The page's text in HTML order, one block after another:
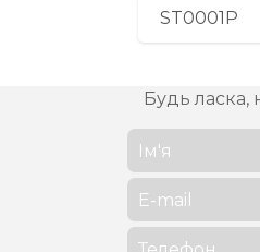
ST0001P
Будь ласка,